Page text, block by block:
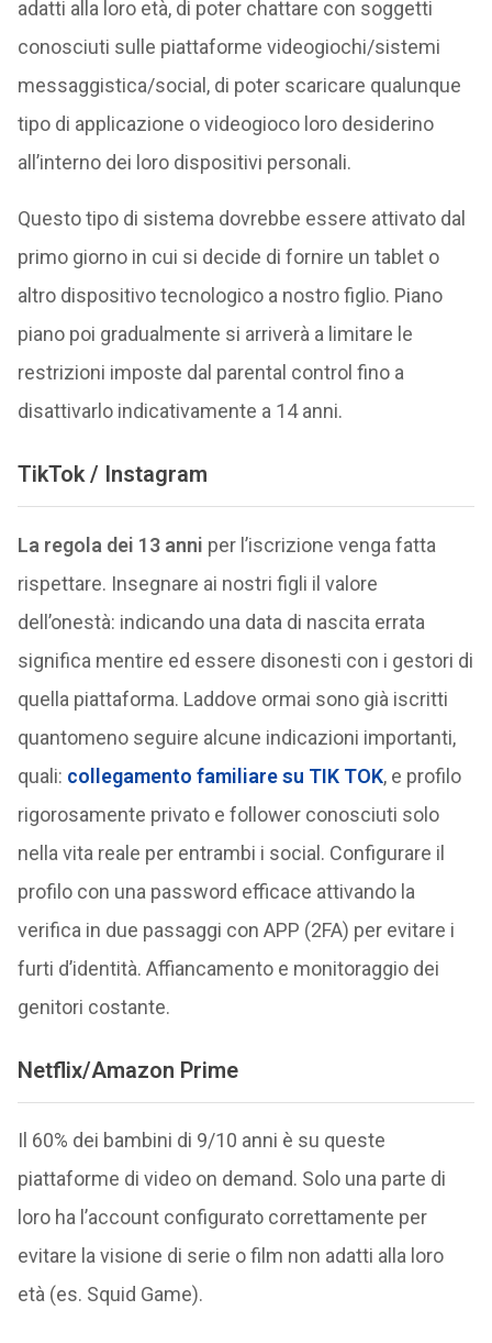
adatti alla loro età, di poter chattare con soggetti
conosciuti sulle piattaforme videogiochi/sistemi
messaggistica/social, di poter scaricare qualunque
tipo di applicazione o videogioco loro desiderino
all’interno dei loro dispositivi personali.
Questo tipo di sistema dovrebbe essere attivato dal
primo giorno in cui si decide di fornire un tablet o
altro dispositivo tecnologico a nostro figlio. Piano
piano poi gradualmente si arriverà a limitare le
restrizioni imposte dal parental control fino a
disattivarlo indicativamente a 14 anni.
TikTok / Instagram
La regola dei 13 anni per l’iscrizione venga fatta
rispettare. Insegnare ai nostri figli il valore
dell’onestà: indicando una data di nascita errata
significa mentire ed essere disonesti con i gestori di
quella piattaforma. Laddove ormai sono già iscritti
quantomeno seguire alcune indicazioni importanti,
quali: collegamento familiare su TIK TOK, e profilo
rigorosamente privato e follower conosciuti solo
nella vita reale per entrambi i social. Configurare il
profilo con una password efficace attivando la
verifica in due passaggi con APP (2FA) per evitare i
furti d’identità. Affiancamento e monitoraggio dei
genitori costante.
Netflix/Amazon Prime
Il 60% dei bambini di 9/10 anni è su queste
piattaforme di video on demand. Solo una parte di
loro ha l’account configurato correttamente per
evitare la visione di serie o film non adatti alla loro
età (es. Squid Game).